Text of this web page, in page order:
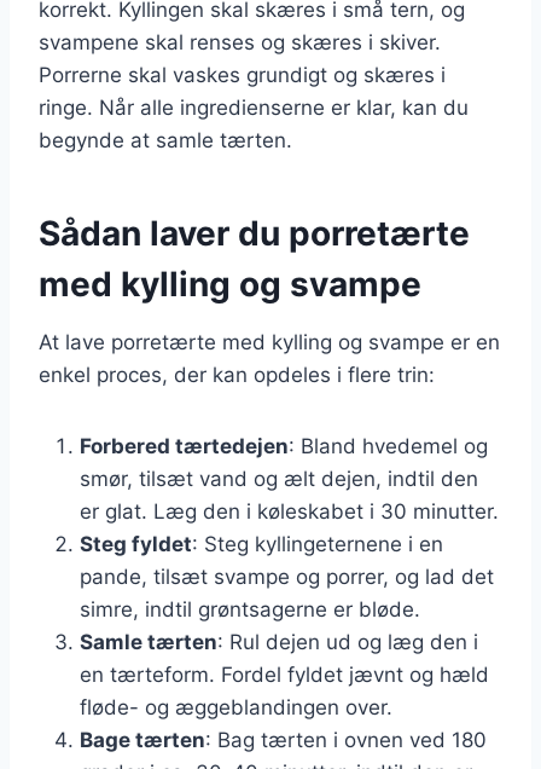
korrekt. Kyllingen skal skæres i små tern, og
svampene skal renses og skæres i skiver.
Porrerne skal vaskes grundigt og skæres i
ringe. Når alle ingredienserne er klar, kan du
begynde at samle tærten.
Sådan laver du porretærte
med kylling og svampe
At lave porretærte med kylling og svampe er en
enkel proces, der kan opdeles i flere trin:
Forbered tærtedejen: Bland hvedemel og
smør, tilsæt vand og ælt dejen, indtil den
er glat. Læg den i køleskabet i 30 minutter.
Steg fyldet: Steg kyllingeternene i en
pande, tilsæt svampe og porrer, og lad det
simre, indtil grøntsagerne er bløde.
Samle tærten: Rul dejen ud og læg den i
en tærteform. Fordel fyldet jævnt og hæld
fløde- og æggeblandingen over.
Bage tærten: Bag tærten i ovnen ved 180